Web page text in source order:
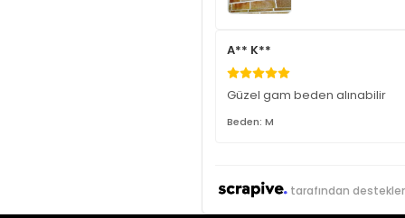
A** K**
Güzel gam beden alınabilir
Beden: M
tarafından